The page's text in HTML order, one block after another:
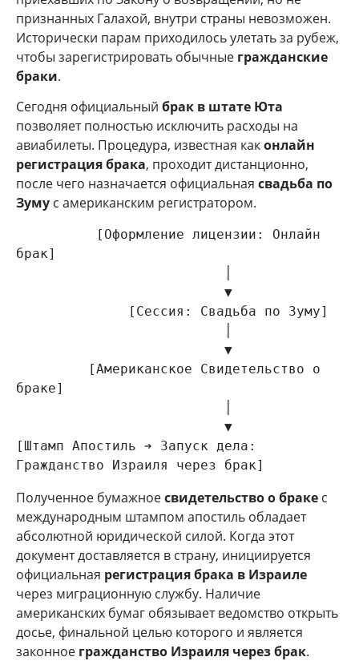
признанных Галахой, внутри страны невозможен.
Исторически парам приходилось улетать за рубеж,
чтобы зарегистрировать обычные гражданские
браки.
Сегодня официальный брак в штате Юта
позволяет полностью исключить расходы на
авиабилеты. Процедура, известная каконлайн
регистрация брака, проходит дистанционно,
после чего назначается официальная свадьба по
Зуму с американским регистратором.
брак]
браке]
[Штамп Апостиль ➔ Запуск дела:
Полученное бумажноесвидетельство о браке с
международным штампом апостиль обладает
абсолютной юридической силой. Когда этот
документ доставляется в страну, инициируется
официальная регистрация брака в Израиле
через миграционную службу. Наличие
американских бумаг обязывает ведомство открыть
досье, финальной целью которого и является
законное гражданство Израиля через брак.